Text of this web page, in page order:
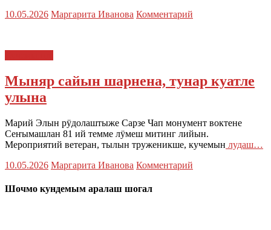
10.05.2026 Маргарита Иванова Комментарий
Мыняр сайын шарнена, тунар куатле
улына
Марий Элын рӱдолаштыже Сарзе Чап монумент воктене
Сеҥымашлан 81 ий темме лӱмеш митинг лийын.
Мероприятий ветеран, тылын труженикше, кучемын лудаш…
10.05.2026 Маргарита Иванова Комментарий
Шочмо кундемым аралаш шогал